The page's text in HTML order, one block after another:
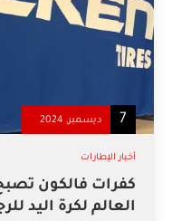
7 ديسمبر, 2024
أخبار الإطارات
كفرات فالكون
العالم لكرة اليد للرجال